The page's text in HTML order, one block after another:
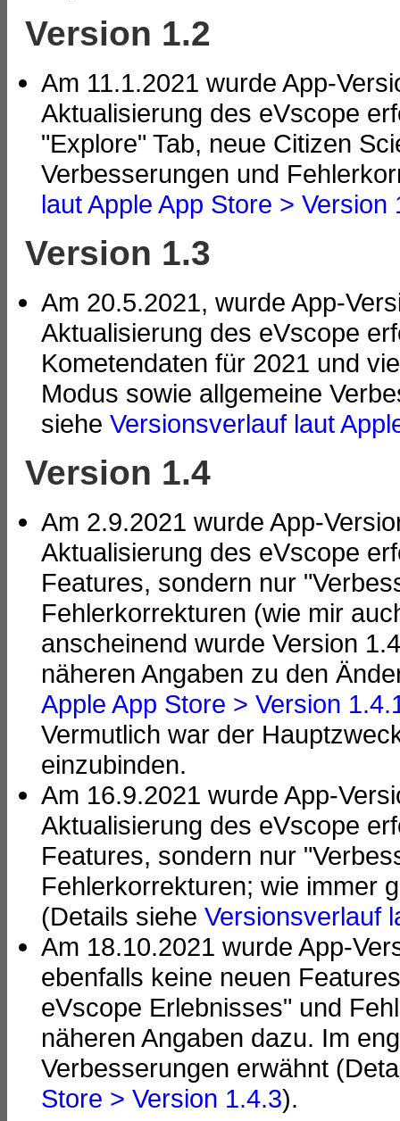
Version 1.2
Am 11.1.2021 wurde App-
Aktualisierung des eVscope
"Explore" Tab, neue Citizen
Verbesserungen und
laut Apple App Store > Version
Version 1.3
Am 20.5.2021, wurde App-
Aktualisierung des eVscope
Kometendaten für 2021 und
Modus sowie allgemeine
siehe Versionsverlauf laut
Version 1.4
Am 2.9.2021 wurde App-
Aktualisierung des eVscope
Features, sondern nur
Fehlerkorrekturen (wie mir
anscheinend wurde Version
näheren Angaben zu den
Apple App Store > Version
Vermutlich war der
einzubinden.
Am 16.9.2021 wurde App-
Aktualisierung des eVscope
Features, sondern nur
Fehlerkorrekturen; wie immer
(Details siehe Versionsverlauf
Am 18.10.2021 wurde App-
ebenfalls keine neuen
eVscope Erlebnisses" und
näheren Angaben dazu. Im
Verbesserungen erwähnt
Store > Version 1.4.3).